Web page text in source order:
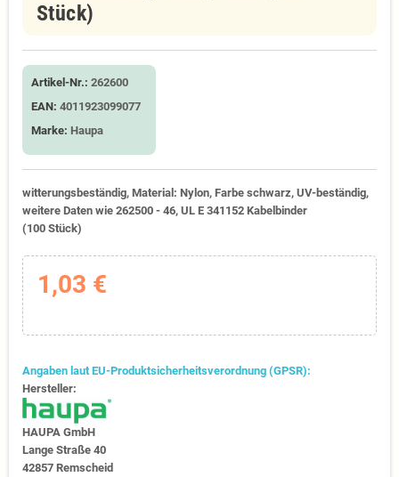
Stück)
Artikel-Nr.: 262600
EAN: 4011923099077
Marke: Haupa
witterungsbeständig, Material: Nylon, Farbe schwarz, UV-beständig,
weitere Daten wie 262500 - 46, UL E 341152 Kabelbinder
(100 Stück)
1,03 €
Angaben laut EU-Produktsicherheitsverordnung (GPSR):
Hersteller:
HAUPA GmbH
Lange Straße 40
42857 Remscheid